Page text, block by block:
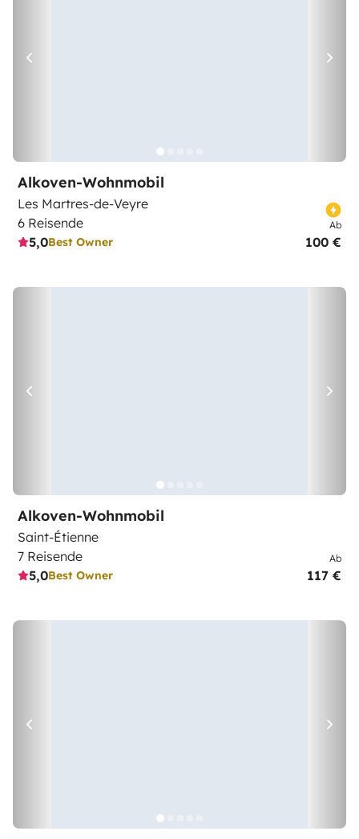
Alkoven-Wohnmobil
Les Martres-de-Veyre
6 Reisende
5,0Best Owner
Ab
100 €
Alkoven-Wohnmobil
Saint-Étienne
7 Reisende
5,0Best Owner
Ab
117 €